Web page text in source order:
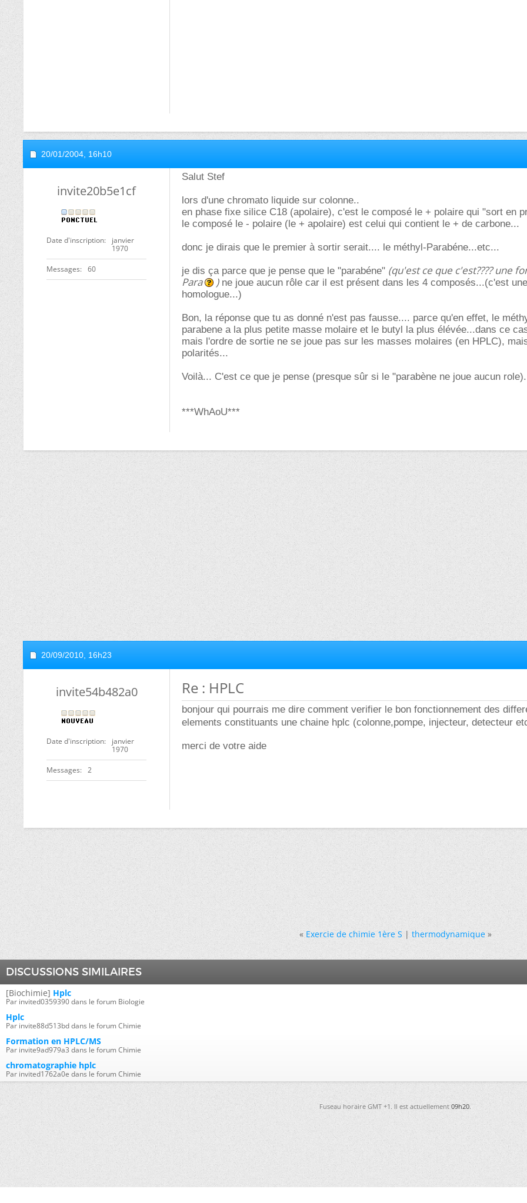
20/01/2004, 16h10
invite20b5e1cf
Date d'inscription
janvier
1970
Messages 60
Salut Stef
lors d'une chromato liquide sur colonne..
en phase fixe silice C18 (apolaire), c'est le composé le + polaire qui "sort en
le composé le - polaire (le + apolaire) est celui qui contient le + de carbone...
donc je dirais que le premier à sortir serait.... le méthyl-Parabéne...etc...
je dis ça parce que je pense que le "parabéne" (qu'est ce que c'est???? une
Para
)ne joue aucun rôle car il est présent dans les 4 composés...(c'est
homologue...)
Bon, la réponse que tu as donné n'est pas fausse.... parce qu'en effet, le
parabene a la plus petite masse molaire et le butyl la plus élévée...dans ce
mais l'ordre de sortie ne se joue pas sur les masses molaires (en HPLC),
polarités...
Voilà... C'est ce que je pense (presque sûr si le "parabène ne joue aucun
***WhAoU***
20/09/2010, 16h23
invite54b482a0
Date d'inscription
janvier
1970
Messages 2
Re : HPLC
bonjour qui pourrais me dire comment verifier le bon fonctionnement des
elements constituants une chaine hplc (colonne,pompe, injecteur, detecteur
merci de votre aide
« Exercie de chimie 1ère S|thermodynamique »
DISCUSSIONS SIMILAIRES
[Biochimie] Hplc
Par invited0359390 dans le forum Biologie
Hplc
Par invite88d513bd dans le forum Chimie
Formation en HPLC/MS
Par invite9ad979a3 dans le forum Chimie
chromatographie hplc
Par invited1762a0e dans le forum Chimie
Fuseau horaire GMT +1. Il est actuellement09h20.